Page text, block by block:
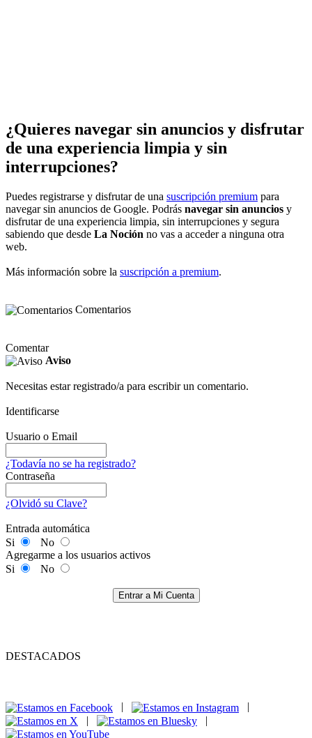
¿Quieres navegar sin anuncios y disfrutar
de una experiencia limpia y sin
interrupciones?
Puedes registrarse y disfrutar de una suscripción premium para
navegar sin anuncios de Google. Podrás navegar sin anuncios y
disfrutar de una experiencia limpia, sin interrupciones y segura
sabiendo que desde La Noción no vas a acceder a ninguna otra
web.
Más información sobre la suscripción a premium.
Comentarios
Comentar
Aviso
Necesitas estar registrado/a para escribir un comentario.
Identificarse
Usuario o Email
¿Todavía no se ha registrado?
Contraseña
¿Olvidó su Clave?
Entrada automática
Si
No
Agregarme a los usuarios activos
Si
No
Entrar a Mi Cuenta
DESTACADOS
|
|